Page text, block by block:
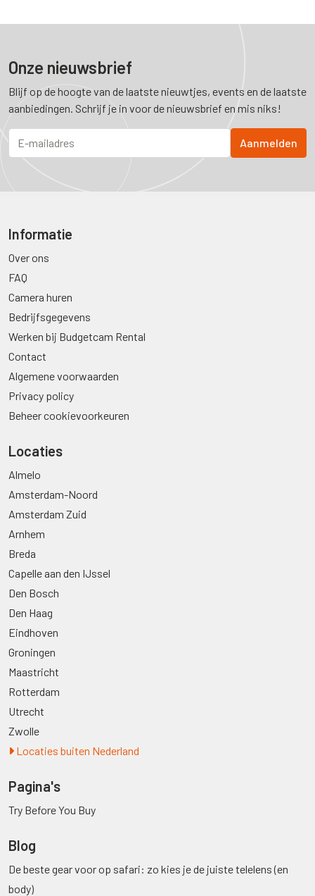
Onze nieuwsbrief
Blijf op de hoogte van de laatste nieuwtjes, events en de laatste
aanbiedingen. Schrijf je in voor de nieuwsbrief en mis niks!
Informatie
Over ons
FAQ
Camera huren
Bedrijfsgegevens
Werken bij Budgetcam Rental
Contact
Algemene voorwaarden
Privacy policy
Beheer cookievoorkeuren
Locaties
Almelo
Amsterdam-Noord
Amsterdam Zuid
Arnhem
Breda
Capelle aan den IJssel
Den Bosch
Den Haag
Eindhoven
Groningen
Maastricht
Rotterdam
Utrecht
Zwolle
Locaties buiten Nederland
Pagina's
Try Before You Buy
Blog
De beste gear voor op safari: zo kies je de juiste telelens (en
body)